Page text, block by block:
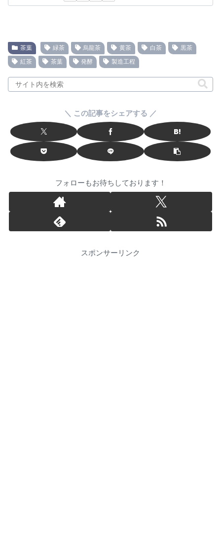
茶葉 緑茶 烏龍茶 黄茶 白茶
黒茶
紅茶
茶葉 発酵 製造工程
＼ この記事をシェアする ／
フォローもお待ちしております！
スポンサーリンク